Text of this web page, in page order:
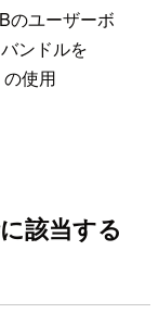
のユーザーボ
ンドルを
使用
該当する